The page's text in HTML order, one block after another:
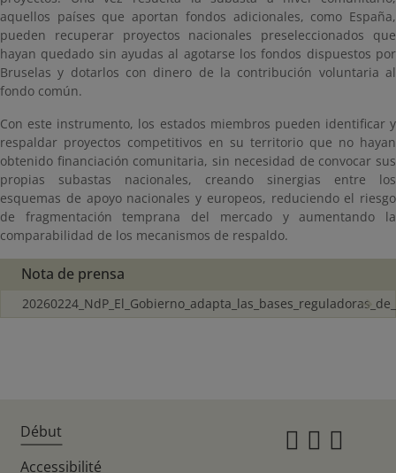
aquellos países que aportan fondos adicionales, como España,
pueden recuperar proyectos nacionales preseleccionados que
hayan quedado sin ayudas al agotarse los fondos dispuestos por
Bruselas y dotarlos con dinero de la contribución voluntaria al
fondo común.
Con este instrumento, los estados miembros pueden identificar y
respaldar proyectos competitivos en su territorio que no hayan
obtenido financiación comunitaria, sin necesidad de convocar sus
propias subastas nacionales, creando sinergias entre los
esquemas de apoyo nacionales y europeos, reduciendo el riesgo
de fragmentación temprana del mercado y aumentando la
comparabilidad de los mecanismos de respaldo.
Nota de prensa
Début
Accessibilité